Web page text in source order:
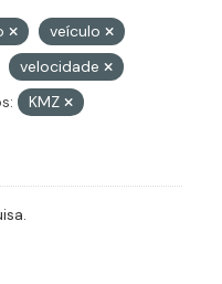
veículo
velocidade
KMZ